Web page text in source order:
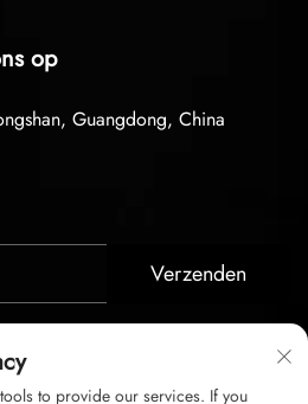
op
Guangdong, China
Verzenden
to provide our services. If you